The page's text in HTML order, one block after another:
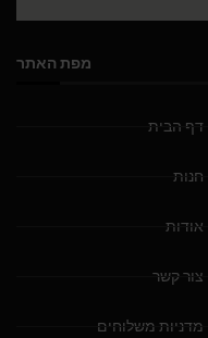
מפת האתר
דף הבית
חנות
אודות
צור קשר
מדניות משלוחים